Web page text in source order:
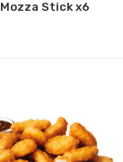
Mozza Stick x6